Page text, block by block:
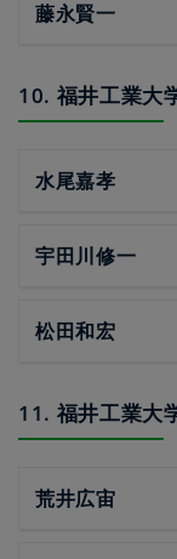
藤永賢一
10. 福井工業大
水尾嘉孝
宇田川修一
松田和宏
11. 福井工業大
荒井広宙